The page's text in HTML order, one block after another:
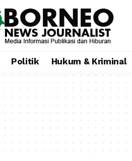
Politik Hukum & Kriminal